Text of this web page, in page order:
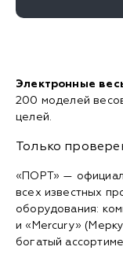
Электронные
200 моделей
целей.
Только
«ПОРТ» —
всех известных
оборудования:
и «Mercury»
богатый